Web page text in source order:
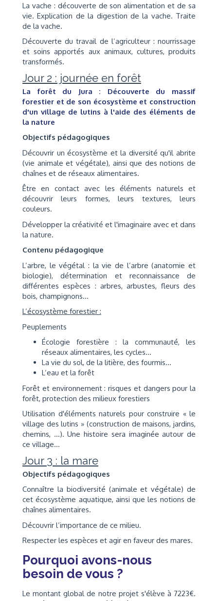
La vache : découverte de son alimentation et de sa
vie. Explication de la digestion de la vache. Traite
de la vache.
Découverte du travail de l’agriculteur : nourrissage
et soins apportés aux animaux, cultures, produits
transformés.
Jour 2 : journée en forêt
La forêt du Jura : Découverte du massif
forestier et de son écosystème et construction
d'un village de lutins à l'aide des éléments de
la nature
Objectifs pédagogiques
Découvrir un écosystème et la diversité qu'il abrite
(vie animale et végétale), ainsi que des notions de
chaînes et de réseaux alimentaires.
Être en contact avec les éléments naturels et
découvrir leurs formes, leurs textures, leurs
couleurs.
Développer la créativité et l'imaginaire avec et dans
la nature.
Contenu pédagogique
L’arbre, le végétal : la vie de l’arbre (anatomie et
biologie), détermination et reconnaissance de
différentes espèces : arbres, arbustes, fleurs des
bois, champignons…
L’écosystème forestier :
Peuplements
Écologie forestière : la communauté, les
réseaux alimentaires, les cycles…
La vie du sol, de la litière, des fourmis…
L’eau et la forêt
Forêt et environnement : risques et dangers pour la
forêt, protection des milieux forestiers
Utilisation d'éléments naturels pour construire « le
village des lutins » (construction de maisons, jardins,
chemins, …). Une histoire sera imaginée autour de
ce village...
Jour 3 : la mare
Objectifs pédagogiques
Connaître la biodiversité (animale et végétale) de
cet écosystème aquatique, ainsi que les notions de
chaînes alimentaires.
Découvrir l’importance de ce milieu.
Respecter les espèces et agir en faveur des mares.
Pourquoi avons-nous
besoin de vous ?
Le montant global de notre projet s'élève à 7223€.